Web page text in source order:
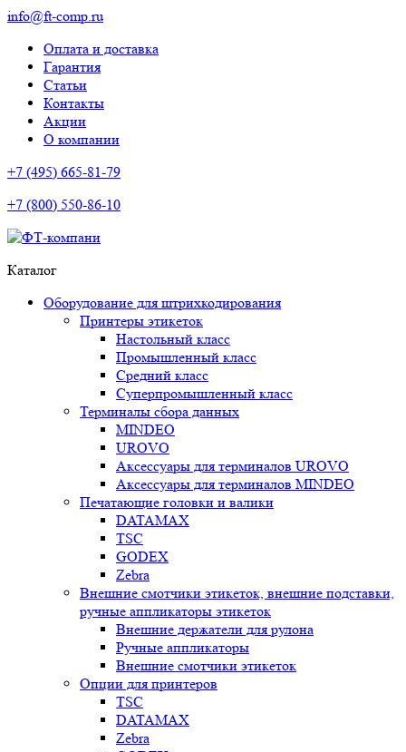
info@ft-comp.ru
Оплата и доставка
Гарантия
Статьи
Контакты
Акции
О компании
+7 (495) 665-81-79
+7 (800) 550-86-10
Каталог
Оборудование для штрихкодирования
Принтеры этикеток
Настольный класс
Промышленный класс
Средний класс
Суперпромышленный класс
Терминалы сбора данных
MINDEO
UROVO
Аксессуары для терминалов UROVO
Аксессуары для терминалов MINDEO
Печатающие головки и валики
DATAMAX
TSC
GODEX
Zebra
Внешние смотчики этикеток, внешние подставки,
ручные аппликаторы этикеток
Внешние держатели для рулона
Ручные аппликаторы
Внешние смотчики этикеток
Опции для принтеров
TSC
DATAMAX
Zebra